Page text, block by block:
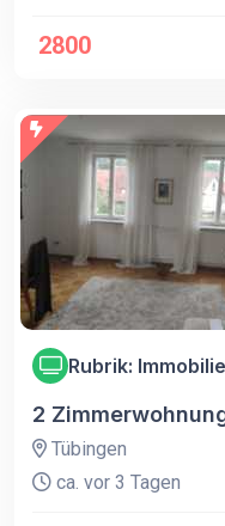
2800
Rubrik:
2
Tübingen
ca. vor 3 Tagen